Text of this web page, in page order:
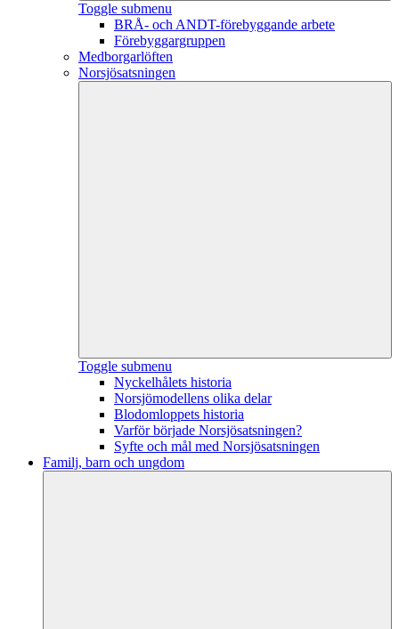
Toggle submenu
BRÅ- och ANDT-förebyggande arbete
Förebyggargruppen
Medborgarlöften
Norsjösatsningen
Toggle submenu
Nyckelhålets historia
Norsjömodellens olika delar
Blodomloppets historia
Varför började Norsjösatsningen?
Syfte och mål med Norsjösatsningen
Familj, barn och ungdom